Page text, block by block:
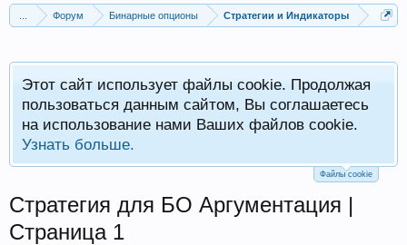
Форум Бинарные опционы Стратегии и Индикаторы
Этот сайт использует файлы cookie. Продолжая
пользоваться данным сайтом, Вы соглашаетесь
на использование нами Ваших файлов cookie.
Узнать больше.
Файлы cookie
Стратегия для БО Аргументация |
Страница 1